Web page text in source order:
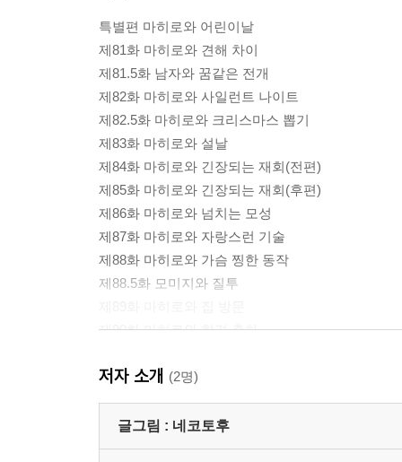
특별편 마히로와 어린이날
제81화 마히로와 견해 차이
제81.5화 남자와 꿈같은 전개
제82화 마히로와 사일런트 나이트
제82.5화 마히로와 크리스마스 뽑기
제83화 마히로와 설날
제84화 마히로와 긴장되는 재회(전편)
제85화 마히로와 긴장되는 재회(후편)
제86화 마히로와 넘치는 모성
제87화 마히로와 자랑스런 기술
제88화 마히로와 가슴 찡한 동작
제88.5화 모미지와 질투
제90화 마히로와 합격 축하
덤 마히로와 엄마 또다시
작자 후기
저자 소개 (2명)
글그림 : 네코토후